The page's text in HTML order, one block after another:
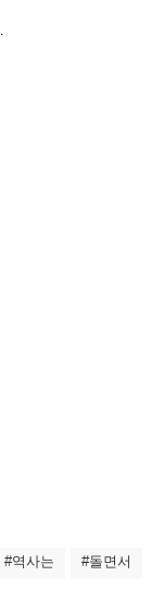
#역사는 #돌면서